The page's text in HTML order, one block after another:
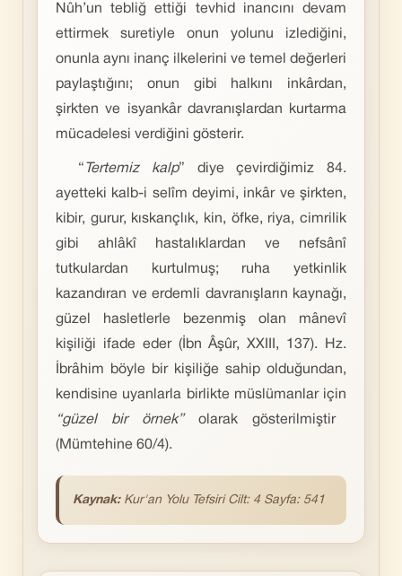
Nûh’un tebliğ ettiği tevhid inancını devam
ettirmek suretiyle onun yolunu izlediğini,
onunla aynı inanç ilkelerini ve temel değerleri
paylaştığını; onun gibi halkını inkârdan,
şirkten ve isyankâr davranışlardan kurtarma
mücadelesi verdiğini gösterir.
“ Tertemiz kalp” diye çevirdiğimiz 84.
ayetteki kalb-i selîm deyimi, inkâr ve şirkten,
kibir, gurur, kıskançlık, kin, öfke, riya, cimrilik
gibi ahlâkî hastalıklardan ve nefsânî
tutkulardan kurtulmuş; ruha yetkinlik
kazandıran ve erdemli davranışların kaynağı,
güzel hasletlerle bezenmiş olan mânevî
kişiliği ifade eder (İbn Âşûr, XXIII, 137). Hz.
İbrâhim böyle bir kişiliğe sahip olduğundan,
kendisine uyanlarla birlikte müslümanlar için
“güzel bir örnek”olarak gösterilmiştir
(Mümtehine 60/4).
Kaynak: Kur'an Yolu Tefsiri Cilt: 4 Sayfa: 541